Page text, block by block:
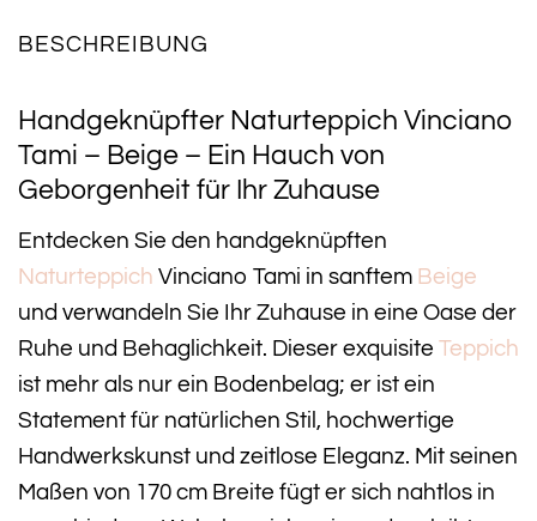
BESCHREIBUNG
Handgeknüpfter Naturteppich Vinciano
Tami – Beige – Ein Hauch von
Geborgenheit für Ihr Zuhause
Entdecken Sie den handgeknüpften
Naturteppich Vinciano Tami in sanftem Beige
und verwandeln Sie Ihr Zuhause in eine Oase der
Ruhe und Behaglichkeit. Dieser exquisite Teppich
ist mehr als nur ein Bodenbelag; er ist ein
Statement für natürlichen Stil, hochwertige
Handwerkskunst und zeitlose Eleganz. Mit seinen
Maßen von 170 cm Breite fügt er sich nahtlos in